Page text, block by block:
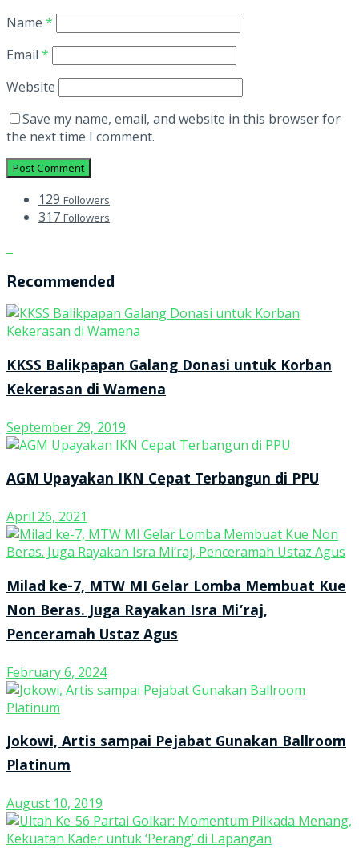
Name *
Email *
Website
Save my name, email, and website in this browser for
the next time I comment.
129 Followers
317 Followers
Recommended
KKSS Balikpapan Galang Donasi untuk Korban
Kekerasan di Wamena
September 29, 2019
AGM Upayakan IKN Cepat Terbangun di PPU
April 26, 2021
Milad ke-7, MTW MI Gelar Lomba Membuat Kue
Non Beras. Juga Rayakan Isra Mi’raj,
Penceramah Ustaz Agus
February 6, 2024
Jokowi, Artis sampai Pejabat Gunakan Ballroom
Platinum
August 10, 2019